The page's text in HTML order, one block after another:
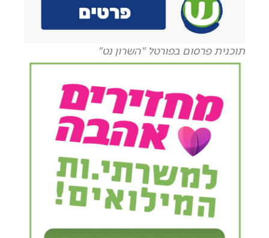
תוכנית פרסום בפורטל "השרון נט"